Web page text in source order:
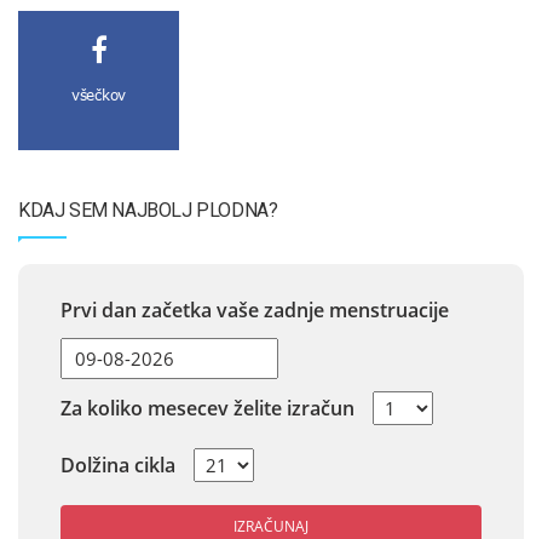
všečkov
KDAJ SEM NAJBOLJ PLODNA?
Prvi dan začetka vaše zadnje menstruacije
Za koliko mesecev želite izračun
Dolžina cikla
IZRAČUNAJ